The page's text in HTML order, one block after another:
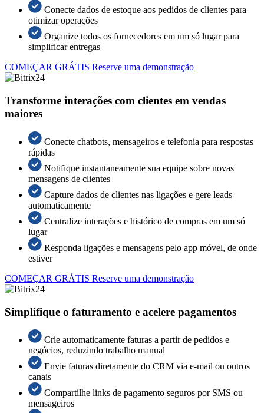
Conecte dados de estoque aos pedidos de clientes para
otimizar operações
Organize todos os fornecedores em um só lugar para
simplificar entregas
COMEÇAR GRÁTIS Reserve uma demonstração
Transforme interações com clientes em vendas
maiores
Conecte chatbots, mensageiros e telefonia para respostas
rápidas
Notifique instantaneamente sua equipe sobre novas
mensagens de clientes
Capture dados de clientes nas ligações e gere leads
automaticamente
Centralize interações e histórico de compras em um só
lugar
Responda ligações e mensagens pelo app móvel, de onde
estiver
COMEÇAR GRÁTIS Reserve uma demonstração
Simplifique o faturamento e acelere pagamentos
Crie automaticamente faturas a partir de pedidos e
negócios, reduzindo trabalho manual
Envie faturas diretamente do CRM via e-mail ou outros
canais
Compartilhe links de pagamento seguros por SMS ou
mensageiros